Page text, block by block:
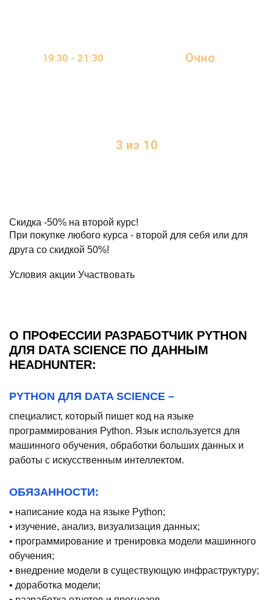
19:30 - 21:30
Очно
3 из 10
Скидка -50% на второй курс!
При покупке любого курса - второй для себя или для
друга со скидкой 50%!
Условия акции Участвовать
О ПРОФЕССИИ РАЗРАБОТЧИК PYTHON
ДЛЯ DATA SCIENCE ПО ДАННЫМ
HEADHUNTER:
PYTHON ДЛЯ DATA SCIENCE –
специалист, который пишет код на языке
программирования Python. Язык используется для
машинного обучения, обработки больших данных и
работы с искусственным интеллектом.
ОБЯЗАННОСТИ:
• написание кода на языке Python;
• изучение, анализ, визуализация данных;
• программирование и тренировка модели машинного
обучения;
• внедрение модели в существующую инфраструктуру;
• доработка модели;